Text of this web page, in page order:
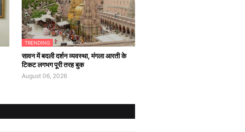
TRENDING
सावन में बदली दर्शन व्यवस्था, मंगला आरती के
टिकट लगभग पूरी तरह बुक
August 06, 2026